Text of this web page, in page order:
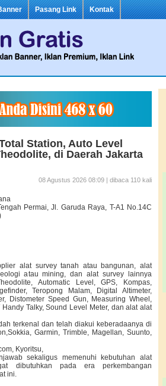
Pasang Link Kontak
Station, Auto Level
di Daerah Jakarta
08 Agustus 2026 08:09 | dibaca 110 kali
Permai, Jl. Garuda Raya, T-A1 No.14C
alat survey tanah atau bangunan, alat
atau mining, dan alat survey lainnya
Automatic Level, GPS, Kompas,
Teropong Malam, Digital Altimeter,
Distometer Speed Gun, Measuring Wheel,
Talky, Sound Level Meter, dan alat alat
terkenal dan telah diakui keberadaanya di
Garmin, Trimble, Magellan, Suunto,
Kyoritsu,
sekaligus memenuhi kebutuhan alat
dibutuhkan pada era perkembangan
ini.